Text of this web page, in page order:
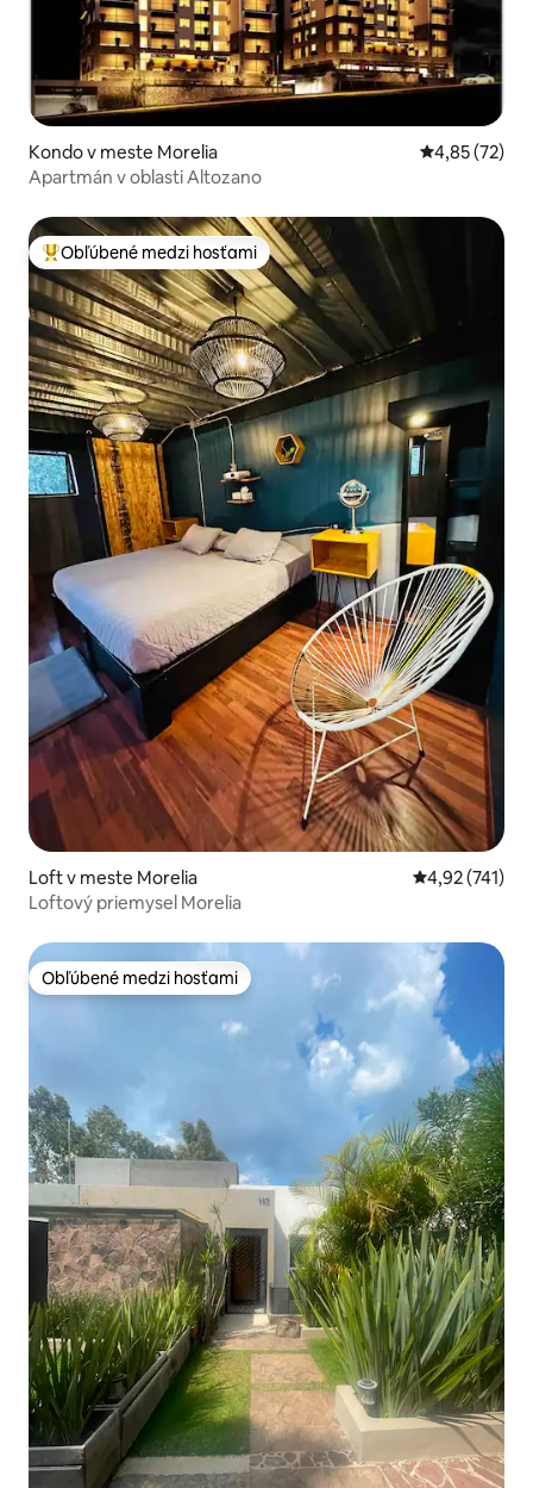
Kondo v meste Morelia Priemerné
4,85 (72)
Apartmán v oblasti Altozano
Najobľúbenejšie medzi hosťami
Obľúbené medzi hosťami
Loft v meste Morelia Priemerné
4,92 (741)
Loftový priemysel Morelia
Obľúbené medzi hosťami
Obľúbené medzi hosťami